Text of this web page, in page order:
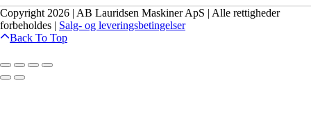
Copyright 2026 | AB Lauridsen Maskiner ApS | Alle rettigheder
forbeholdes | Salg- og leveringsbetingelser
Back To Top